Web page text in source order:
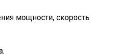
мощности, скорость